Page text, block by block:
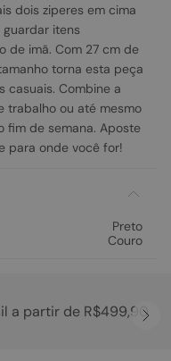
dois ziperes em cima
itens
de imã. Com 27 cm de
torna esta peça
casuais. Combine a
trabalho ou até mesmo
fim de semana. Aposte
para onde você for!
Preto
Couro
a partir de R$499,90